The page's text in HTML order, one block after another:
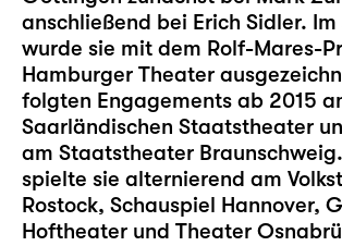
anschließend bei Erich Sidler.
wurde sie mit dem Rolf-Mares-
Hamburger Theater
folgten Engagements ab 2015
Saarländischen Staatstheater
am Staatstheater
spielte sie alternierend am
Rostock, Schauspiel Hannover,
Hoftheater und Theater